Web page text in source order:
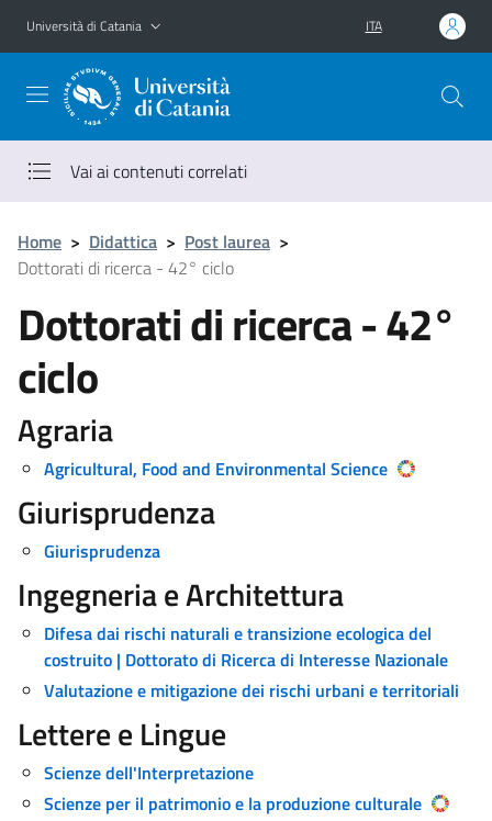
Vai al contenuto principale
Vai al menu di navigazione
Università di Catania ITA
Vai ai contenuti correlati
Home > Didattica > Post laurea >
Dottorati di ricerca - 42° ciclo
Dottorati di ricerca - 42°
ciclo
Agraria
Agricultural, Food and Environmental Science
Giurisprudenza
Giurisprudenza
Ingegneria e Architettura
Difesa dai rischi naturali e transizione ecologica del
costruito | Dottorato di Ricerca di Interesse Nazionale
Valutazione e mitigazione dei rischi urbani e territoriali
Lettere e Lingue
Scienze dell'Interpretazione
Scienze per il patrimonio e la produzione culturale